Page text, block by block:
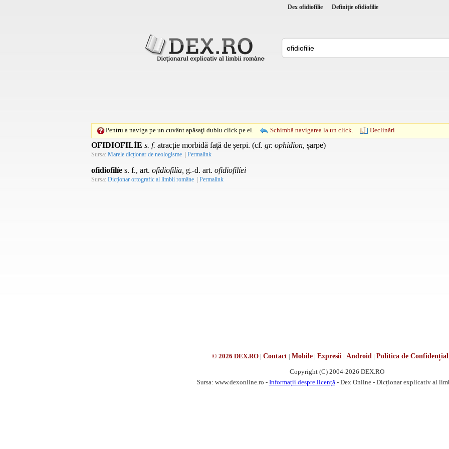
Dex ofidiofilie Definiţie ofidiofilie
Pentru a naviga pe un cuvânt apăsaţi dublu click pe el. Schimbă navigarea la un click. Declinări
OFIDIOFILÍE s. f. atracție morbidă față de șerpi. (cf. gr. ophidion, șarpe)
Sursa: Marele dicționar de neologisme | Permalink
ofidiofilíe s. f., art. ofidiofilía, g.-d. art. ofidiofilíei
Sursa: Dicționar ortografic al limbii române | Permalink
© 2026 DEX.RO| Contact| Mobile| Expresii | Android | Politica de
Copyright (C) 2004-2026 DEX.RO
Sursa: www.dexonline.ro - Informații despre licență - Dex Online - Dicționar explicativ al